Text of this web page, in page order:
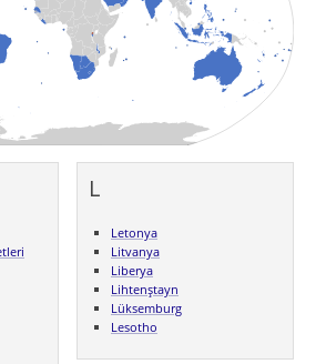
L
Letonya
Litvanya
Liberya
Lihtenştayn
Lüksemburg
Lesotho